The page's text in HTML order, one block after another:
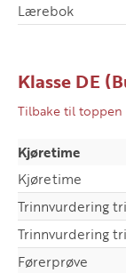
Lærebok
Klasse DE
Tilbake til toppen
Kjøretime
Kjøretime
Trinnvurdering
Trinnvurdering
Førerprøve